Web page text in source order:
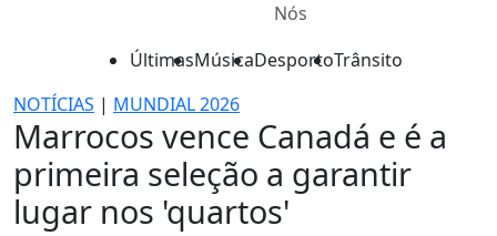
Nós
ÚltimasMúsicaDesportoTrânsito
NOTÍCIAS | MUNDIAL 2026
Marrocos vence Canadá e é a
primeira seleção a garantir
lugar nos 'quartos'